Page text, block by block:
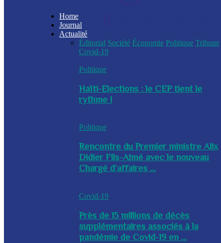
Home
Journal
Actualité
Éditorial Société Économie Politique Tribune
Covid-19
Politique
Haïti-Elections : le CEP tient le
rythme !
Politique
Rencontre du Premier ministre Alix
Didier Fils-Aimé avec le nouveau
Chargé d’affaires ...
Covid-19
Près de 15 millions de décès
supplémentaires associés à la
pandémie de Covid-19 en ...